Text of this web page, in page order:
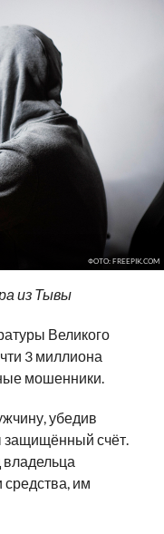
ФОТО: FREEPIK.COM
из Тывы
Великого
3 миллиона
мошенники.
убедив
защищённый счёт.
средства, им